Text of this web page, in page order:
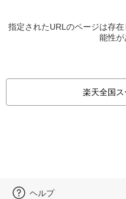
指定されたURLのページは存
能性が
楽天全国
ヘルプ